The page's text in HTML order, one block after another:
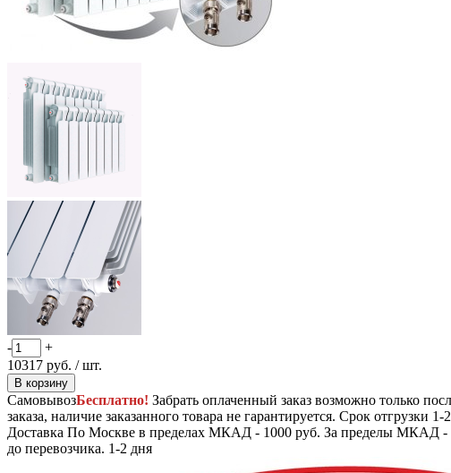
-
+
10317 руб. / шт.
В корзину
СамовывозБесплатно! Забрать оплаченный заказ возможно только
заказа, наличие заказанного товара не гарантируется. Срок отгрузки 1-
Доставка По Москве в пределах МКАД - 1000 руб. За пределы МКАД -
до перевозчика. 1-2 дня